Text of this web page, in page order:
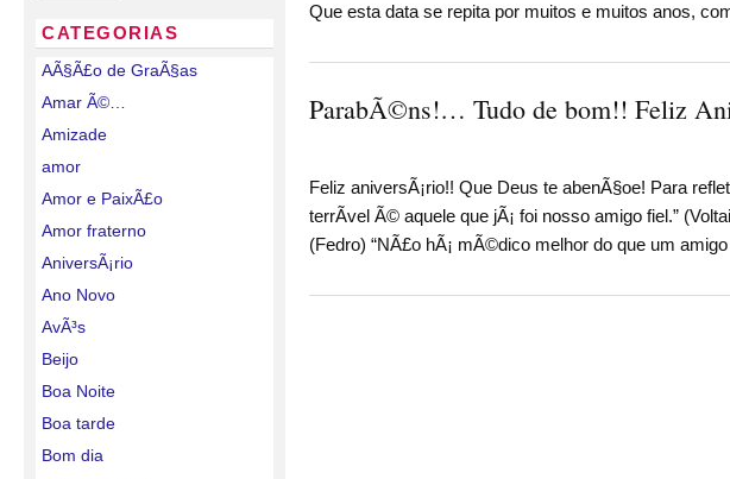
CATEGORIAS
AÃ§Ã£o de GraÃ§as
Amar Ã©…
Amizade
amor
Amor e PaixÃ£o
Amor fraterno
AniversÃ¡rio
Ano Novo
AvÃ³s
Beijo
Boa Noite
Boa tarde
Bom dia
Que esta data se repita por muitos e muitos anos,
ParabÃ©ns!… Tudo de bom!! Feliz
Feliz aniversÃ¡rio!! Que Deus te abenÃ§oe! Para
terrÃ­vel Ã© aquele que jÃ¡ foi nosso amigo fiel.”
(Fedro) “NÃ£o hÃ¡ mÃ©dico melhor do que um